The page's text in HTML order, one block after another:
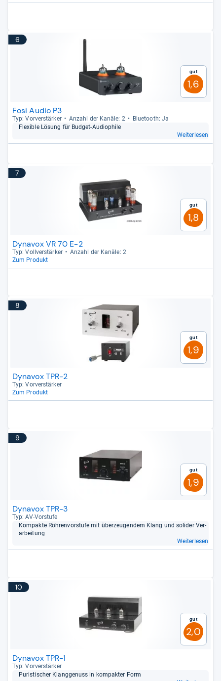
6
Gut
1,6
Fosi Audio P3
Typ: Vor­ver­stär­ker Anzahl der Kanäle: 2
Blue­tooth: Ja
Fle­xi­ble Lösung für Bud­get-​Audio­phile
Weiterlesen
7
Gut
1,8
Dynavox VR 70 E-2
Typ: Voll­ver­stär­ker
Anzahl der Kanäle: 2
Zum Produkt
8
Gut
1,9
Dynavox TPR-2
Typ: Vor­ver­stär­ker
Zum Produkt
9
Gut
1,9
Dynavox TPR-3
Typ: AV-​Vor­stufe
Kom­pakte Röh­ren­vor­stufe mit über­zeu­gen­dem Klang und soli­der Ver­
ar­bei­tung
Weiterlesen
10
Gut
2,0
Dynavox TPR-1
Typ: Vor­ver­stär­ker
Puris­ti­scher Klang­ge­nuss in kom­pak­ter Form